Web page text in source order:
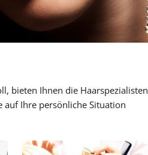
bieten Ihnen die Haarspezialisten
auf Ihre persönliche Situation